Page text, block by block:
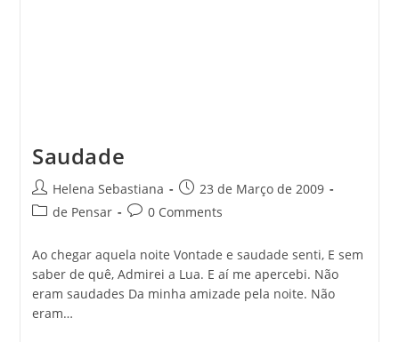
Saudade
Post
author:
Helena Sebastiana
Post
published:
23 de Março de 2009
Postde Pensar
Post0 Comments
Ao chegar aquela noite Vontade e saudade senti, E sem
saber de quê, Admirei a Lua. E aí me apercebi. Não
eram saudades Da minha amizade pela noite. Não
eram…